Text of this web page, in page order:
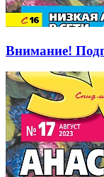
Внимание!